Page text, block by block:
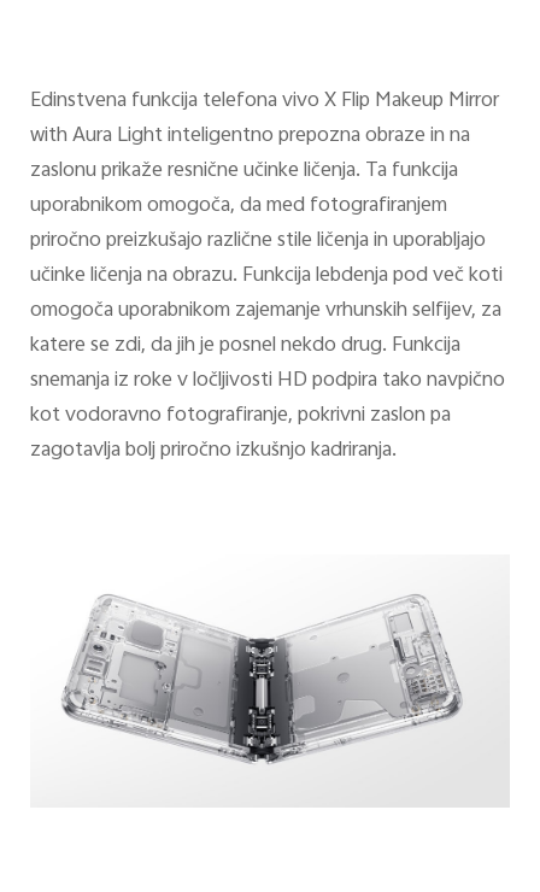
Edinstvena funkcija telefona vivo X Flip Makeup Mirror
with Aura Light inteligentno prepozna obraze in na
zaslonu prikaže resnične učinke ličenja. Ta funkcija
uporabnikom omogoča, da med fotografiranjem
priročno preizkušajo različne stile ličenja in uporabljajo
učinke ličenja na obrazu. Funkcija lebdenja pod več koti
omogoča uporabnikom zajemanje vrhunskih selfijev, za
katere se zdi, da jih je posnel nekdo drug. Funkcija
snemanja iz roke v ločljivosti HD podpira tako navpično
kot vodoravno fotografiranje, pokrivni zaslon pa
zagotavlja bolj priročno izkušnjo kadriranja.